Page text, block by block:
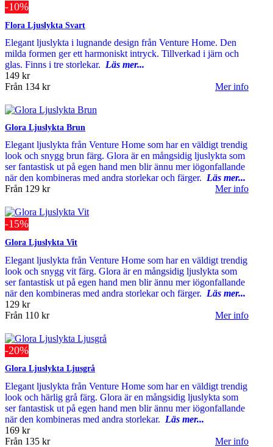
-10%
Flora Ljuslykta Svart
Elegant ljuslykta i lugnande design från Venture Home. Den
milda formen ger ett harmoniskt intryck. Tillverkad i järn och
glas. Finns i tre storlekar. Läs mer...
149 kr
Från 134 kr Mer info
Glora Ljuslykta Brun
Elegant ljuslykta från Venture Home som har en väldigt trendig
look och snygg brun färg. Glora är en mångsidig ljuslykta som
ser fantastisk ut på egen hand men blir ännu mer iögonfallande
när den kombineras med andra storlekar och färger. Läs mer...
Från 129 kr Mer info
-15%
Glora Ljuslykta Vit
Elegant ljuslykta från Venture Home som har en väldigt trendig
look och snygg vit färg. Glora är en mångsidig ljuslykta som
ser fantastisk ut på egen hand men blir ännu mer iögonfallande
när den kombineras med andra storlekar och färger. Läs mer...
129 kr
Från 110 kr Mer info
-20%
Glora Ljuslykta Ljusgrå
Elegant ljuslykta från Venture Home som har en väldigt trendig
look och härlig grå färg. Glora är en mångsidig ljuslykta som
ser fantastisk ut på egen hand men blir ännu mer iögonfallande
när den kombineras med andra storlekar. Läs mer...
169 kr
Från 135 kr Mer info